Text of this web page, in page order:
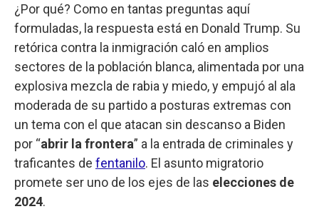
¿Por qué? Como en tantas preguntas aquí
formuladas, la respuesta está en Donald Trump. Su
retórica contra la inmigración caló en amplios
sectores de la población blanca, alimentada por una
explosiva mezcla de rabia y miedo, y empujó al ala
moderada de su partido a posturas extremas con
un tema con el que atacan sin descanso a Biden
por “abrir la frontera” a la entrada de criminales y
traficantes de fentanilo. El asunto migratorio
promete ser uno de los ejes de las elecciones de
2024.